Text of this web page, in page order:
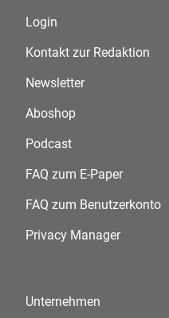
Login
Kontakt zur Redaktion
Newsletter
Aboshop
Podcast
FAQ zum E-Paper
FAQ zum Benutzerkonto
Privacy Manager
Unternehmen